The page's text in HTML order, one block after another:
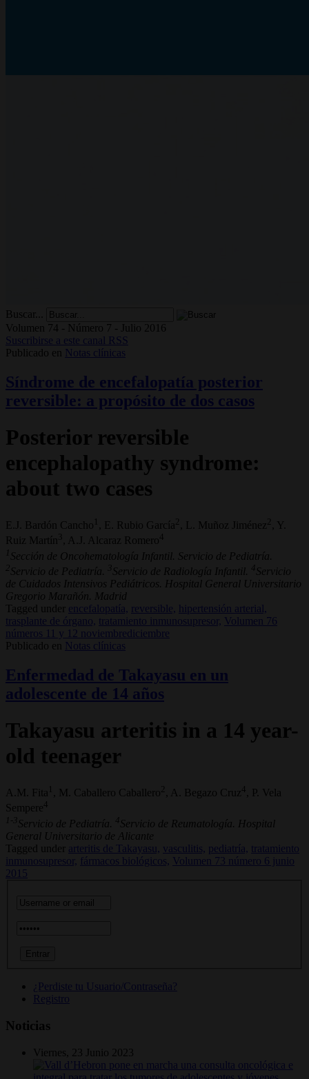
Buscar...
Volumen 74 - Número 7 - Julio 2016
Suscribirse a este canal RSS
Publicado en
Notas clínicas
Síndrome de encefalopatía posterior
reversible: a propósito de dos casos
Posterior reversible
encephalopathy syndrome:
about two cases
E.J. Bardón Cancho 1 , E. Rubio García , L. Muñoz Jiménez
, Y.
Ruiz Martín
3 , A.J. Alcaraz Romero4
1 Sección de Oncohematología Infantil. Servicio de Pediatría.
2 Servicio de Pediatría. 3 Servicio de Radiología Infantil. 4 Servicio
de Cuidados Intensivos Pediátricos. Hospital General Universitario
Gregorio Marañón. Madrid
Tagged under
encefalopatía, reversible,
hipertensión arterial,
trasplante de órgano, tratamiento inmunosupresor,
Volumen 76
números 11 y 12 noviembrediciembre
Publicado en
Notas clínicas
Enfermedad de Takayasu en un
adolescente de 14 años
Takayasu arteritis in a 14 year-
old teenager
A.M. Fita 1 , M. Caballero Caballero , A. Begazo Cruz4
, P. Vela
Sempere4
1-3 Servicio de Pediatría. 4 Servicio de Reumatología. Hospital
General Universitario de Alicante
Tagged under
arteritis de Takayasu, vasculitis, pediatría, tratamiento
inmunosupresor,
fármacos biológicos,
Volumen 73 número 6 junio
2015
¿Perdiste tu Usuario/Contraseña?
Registro
Noticias
Viernes, 23 Junio 2023